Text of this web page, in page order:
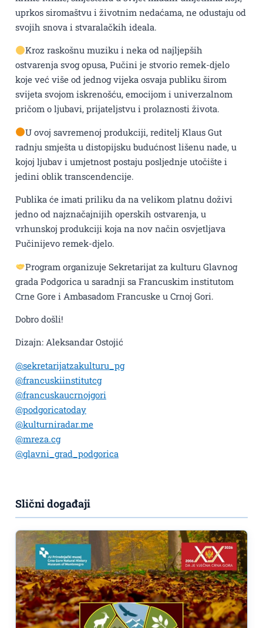
uprkos siromaštvu i životnim nedaćama, ne odustaju od
svojih snova i stvaralačkih ideala.
Kroz raskošnu muziku i neka od najljepših
ostvarenja svog opusa, Pučini je stvorio remek-djelo
koje već više od jednog vijeka osvaja publiku širom
svijeta svojom iskrenošću, emocijom i univerzalnom
pričom o ljubavi, prijateljstvu i prolaznosti života.
U ovoj savremenoj produkciji, reditelj Klaus Gut
radnju smješta u distopijsku budućnost lišenu nade, u
kojoj ljubav i umjetnost postaju posljednje utočište i
jedini oblik transcendencije.
Publika će imati priliku da na velikom platnu doživi
jedno od najznačajnijih operskih ostvarenja, u
vrhunskoj produkciji koja na nov način osvjetljava
Pučinijevo remek-djelo.
Program organizuje Sekretarijat za kulturu Glavnog
grada Podgorica u saradnji sa Francuskim institutom
Crne Gore i Ambasadom Francuske u Crnoj Gori.
Dobro došli!
Dizajn: Aleksandar Ostojić
@sekretarijatzakulturu_pg
@francuskiinstitutcg
@francuskaucrnojgori
@podgoricatoday
@kulturniradar.me
@mreza.cg
@glavni_grad_podgorica
Slični događaji